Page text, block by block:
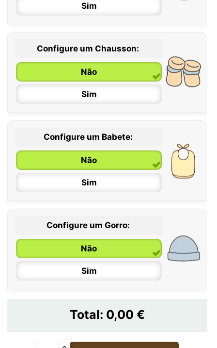
Sim
0 / 6 meses
6 / 12 meses
12 / 18 meses
Configure um Chausson:
Não
Sim
Configure um Babete:
Não
Sim
Configure um Gorro:
Não
Sim
Total: 0,00 €